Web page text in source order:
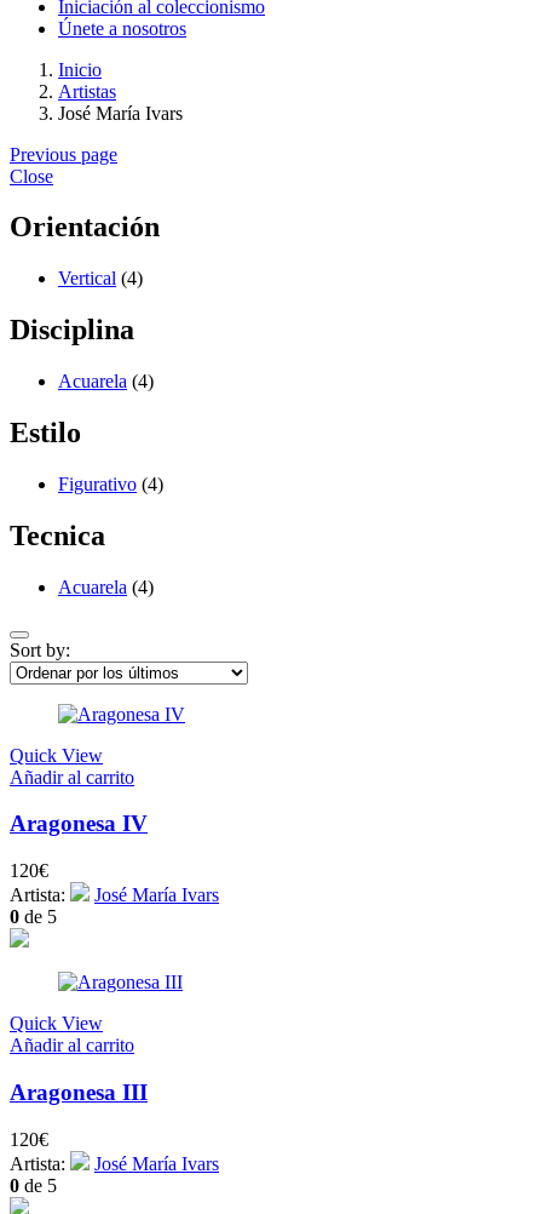
Iniciación al coleccionismo
Únete a nosotros
Inicio
Artistas
José María Ivars
Previous page
Close
Orientación
Vertical (4)
Disciplina
Acuarela (4)
Estilo
Figurativo (4)
Tecnica
Acuarela (4)
Sort by:
Quick View
Añadir al carrito
Aragonesa IV
120€
Artista:
José María Ivars
0 de 5
Quick View
Añadir al carrito
Aragonesa III
120€
Artista:
José María Ivars
0 de 5